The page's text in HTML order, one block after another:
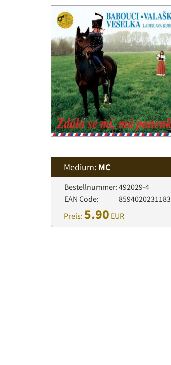
Medium: MC
Bestellnummer:492029-4
EAN Code:
8594020231183
Preis: 5.90 EUR